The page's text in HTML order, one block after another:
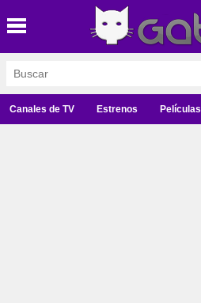
Canales de TV Estrenos Películas